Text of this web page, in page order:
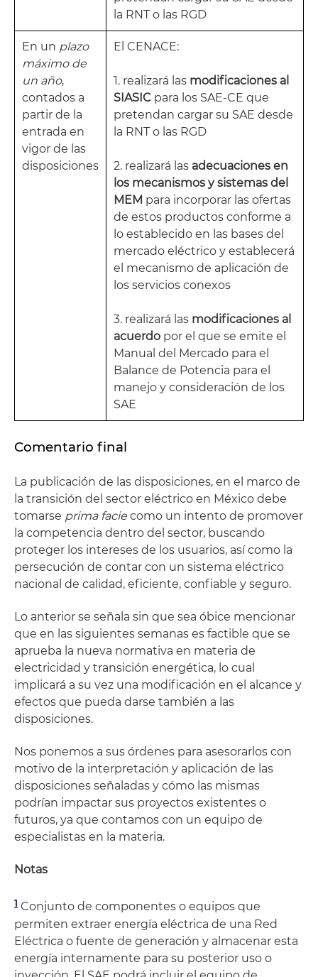
la RNT o las RGD
En un plazo
máximo de
un año,
contados a
partir de la
entrada en
vigor de las
disposiciones
El CENACE:
1. realizará las modificaciones al
SIASIC para los SAE-CE que
pretendan cargar su SAE desde
la RNT o las RGD
2. realizará las adecuaciones en
los mecanismos y sistemas del
MEM para incorporar las ofertas
de estos productos conforme a
lo establecido en las bases del
mercado eléctrico y establecerá
el mecanismo de aplicación de
los servicios conexos
3. realizará las modificaciones al
acuerdo por el que se emite el
Manual del Mercado para el
Balance de Potencia para el
manejo y consideración de los
SAE
Comentario final
La publicación de las disposiciones, en el marco de
la transición del sector eléctrico en México debe
tomarse prima facie como un intento de promover
la competencia dentro del sector, buscando
proteger los intereses de los usuarios, así como la
persecución de contar con un sistema eléctrico
nacional de calidad, eficiente, confiable y seguro.
Lo anterior se señala sin que sea óbice mencionar
que en las siguientes semanas es factible que se
aprueba la nueva normativa en materia de
electricidad y transición energética, lo cual
implicará a su vez una modificación en el alcance y
efectos que pueda darse también a las
disposiciones.
Nos ponemos a sus órdenes para asesorarlos con
motivo de la interpretación y aplicación de las
disposiciones señaladas y cómo las mismas
podrían impactar sus proyectos existentes o
futuros, ya que contamos con un equipo de
especialistas en la materia.
Notas
1 Conjunto de componentes o equipos que
permiten extraer energía eléctrica de una Red
Eléctrica o fuente de generación y almacenar esta
energía internamente para su posterior uso o